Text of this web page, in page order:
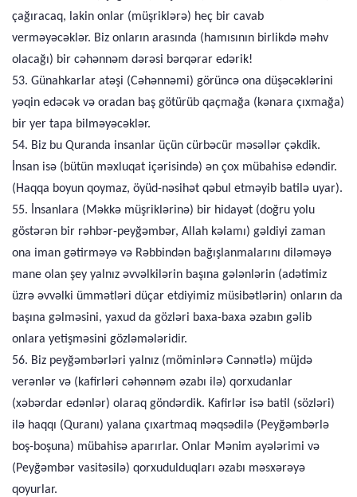
çağıracaq, lakin onlar (müşriklərə) heç bir cavab
verməyəcəklər. Biz onların arasında (hamısının birlikdə məhv
olacağı) bir cəhənnəm dərəsi bərqərar edərik!
53. Günahkarlar atəşi (Cəhənnəmi) görüncə ona düşəcəklərini
yəqin edəcək və oradan baş götürüb qaçmağa (kənara çıxmağa)
bir yer tapa bilməyəcəklər.
54. Biz bu Quranda insanlar üçün cürbəcür məsəllər çəkdik.
İnsan isə (bütün məxluqat içərisində) ən çox mübahisə edəndir.
(Haqqa boyun qoymaz, öyüd-nəsihət qəbul etməyib batilə uyar).
55. İnsanlara (Məkkə müşriklərinə) bir hidayət (doğru yolu
göstərən bir rəhbər-peyğəmbər, Allah kəlamı) gəldiyi zaman
ona iman gətirməyə və Rəbbindən bağışlanmalarını diləməyə
mane olan şey yalnız əvvəlkilərin başına gələnlərin (adətimiz
üzrə əvvəlki ümmətləri düçar etdiyimiz müsibətlərin) onların da
başına gəlməsini, yaxud da gözləri baxa-baxa əzabın gəlib
onlara yetişməsini gözləmələridir.
56. Biz peyğəmbərləri yalnız (möminlərə Cənnətlə) müjdə
verənlər və (kafirləri cəhənnəm əzabı ilə) qorxudanlar
(xəbərdar edənlər) olaraq göndərdik. Kafirlər isə batil (sözləri)
ilə haqqı (Quranı) yalana çıxartmaq məqsədilə (Peyğəmbərlə
boş-boşuna) mübahisə aparırlar. Onlar Mənim ayələrimi və
(Peyğəmbər vasitəsilə) qorxudulduqları əzabı məsxərəyə
qoyurlar.